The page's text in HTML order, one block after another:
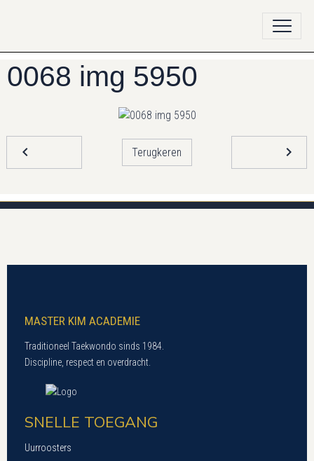
0068 img 5950
Terugkeren
MASTER KIM ACADEMIE
Traditioneel Taekwondo sinds 1984.
Discipline, respect en overdracht.
SNELLE TOEGANG
Uurroosters